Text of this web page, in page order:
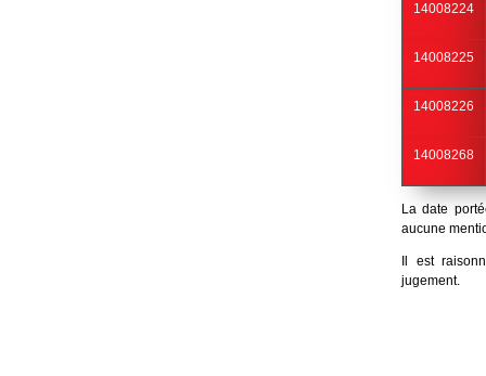
14008224
14008225
14008226
14008268
La date
aucune
Il est
jugement.